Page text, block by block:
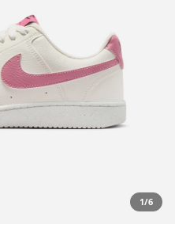
1/6